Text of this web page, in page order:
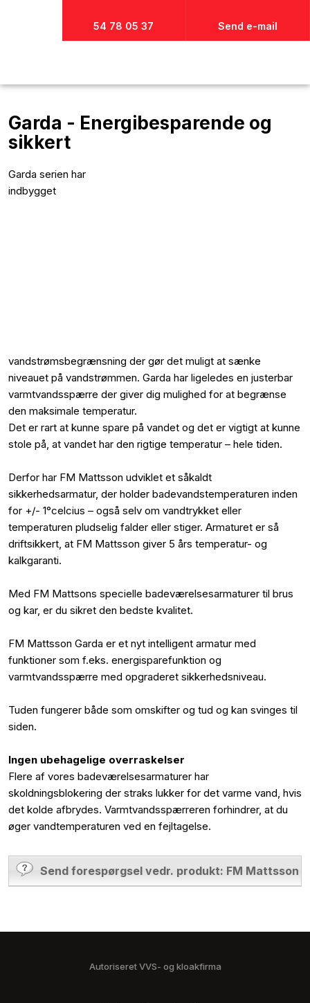
54 78 05 37 Send e-mail
Garda - Energibesparende og
sikkert
Garda serien har
indbygget
vandstrømsbegrænsning der gør det muligt at sænke
niveauet på vandstrømmen. Garda har ligeledes en justerbar
varmtvandsspærre der giver dig mulighed for at begrænse
den maksimale temperatur.
Det er rart at kunne spare på vandet og det er vigtigt at kunne
stole på, at vandet har den rigtige temperatur – hele tiden.
Derfor har FM Mattsson udviklet et såkaldt
sikkerhedsarmatur, der holder badevandstemperaturen inden
for +/- 1°celcius – også selv om vandtrykket eller
temperaturen pludselig falder eller stiger. Armaturet er så
driftsikkert, at FM Mattsson giver 5 års temperatur- og
kalkgaranti.
Med FM Mattsons specielle badeværelsesarmaturer til brus
og kar, er du sikret den bedste kvalitet.
FM Mattsson Garda er et nyt intelligent armatur med
funktioner som f.eks. energisparefunktion og
varmtvandsspærre med opgraderet sikkerhedsniveau.
Tuden fungerer både som omskifter og tud og kan svinges til
siden.
Ingen ubehagelige overraskelser
Flere af vores badeværelsesarmaturer har
skoldningsblokering der straks lukker for det varme vand, hvis
det kolde afbrydes. Varmtvandsspærreren forhindrer, at du
øger vandtemperaturen ved en fejltagelse.
Send forespørgsel vedr. produkt: FM Mattsson
Autoriseret VVS- og kloakfirma